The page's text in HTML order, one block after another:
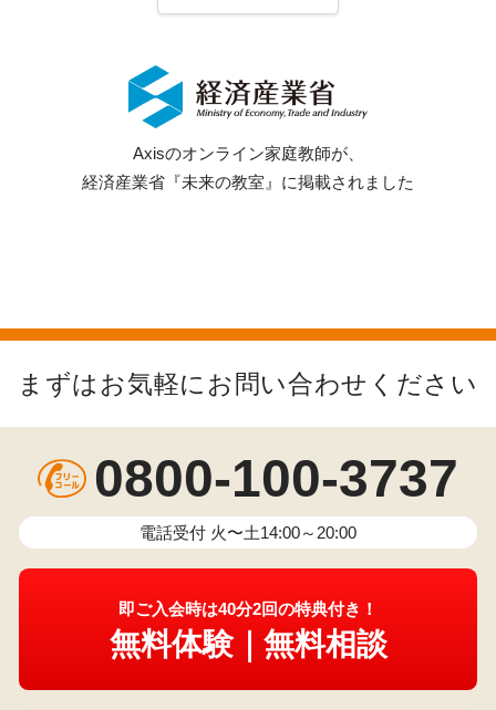
Axisのオンライン家庭教師が、
経済産業省『未来の教室』に掲載されました
まずはお気軽にお問い合わせください
0800-100-3737
電話受付 火〜土14:00～20:00
即ご入会時は40分2回の特典付き！
無料体験｜無料相談